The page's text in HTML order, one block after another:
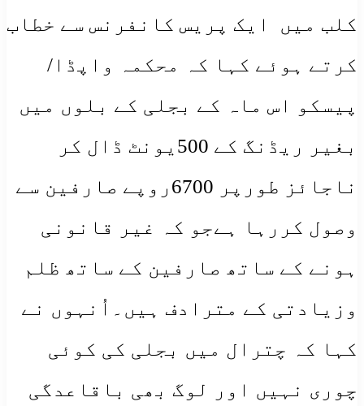
کلب میں ایک پریس کانفرنس سے خطاب
کرتے ہوئے کہا کہ محکمہ واپڈا/
پیسکو اس ماہ کے بجلی کے بلوں میں
بغیر ریڈنگ کے 500یونٹ ڈال کر
ناجائز طورپر 6700روپے صارفین سے
وصول کررہا ہےجو کہ غیر قانونی
ہونے کے ساتھ صارفین کے ساتھ ظلم
وزیادتی کے مترادف ہیں۔اُنہوں نے
کہا کہ چترال میں بجلی کی کوئی
چوری نہیں اور لوگ بھی باقاعدگی